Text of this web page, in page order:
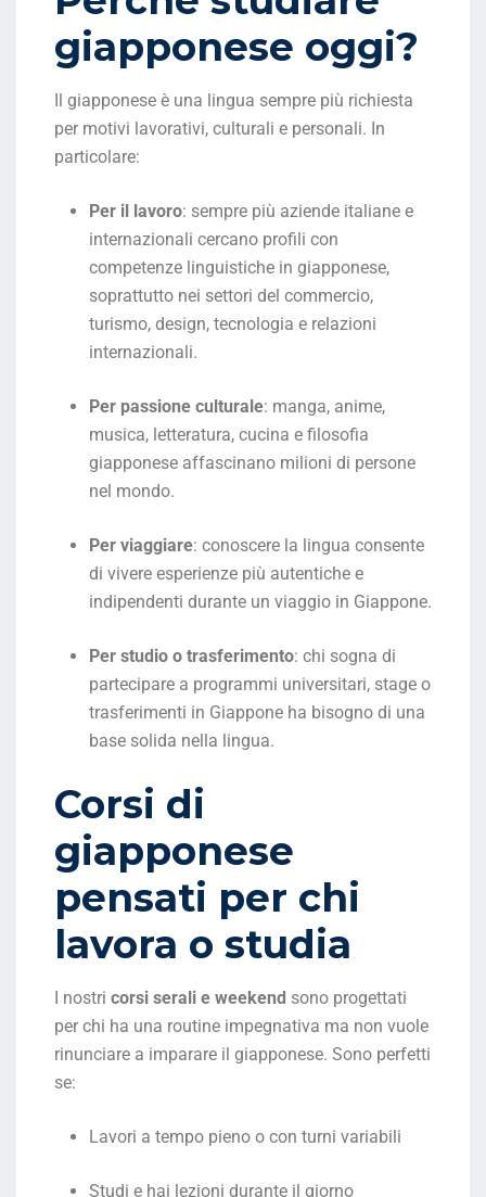
giapponese oggi?
Il giapponese è una lingua sempre più richiesta
per motivi lavorativi, culturali e personali. In
particolare:
Per il lavoro: sempre più aziende italiane e
internazionali cercano profili con
competenze linguistiche in giapponese,
soprattutto nei settori del commercio,
turismo, design, tecnologia e relazioni
internazionali.
Per passione culturale: manga, anime,
musica, letteratura, cucina e filosofia
giapponese affascinano milioni di persone
nel mondo.
Per viaggiare: conoscere la lingua consente
di vivere esperienze più autentiche e
indipendenti durante un viaggio in Giappone.
Per studio o trasferimento: chi sogna di
partecipare a programmi universitari, stage o
trasferimenti in Giappone ha bisogno di una
base solida nella lingua.
Corsi di
giapponese
pensati per chi
lavora o studia
I nostri corsi serali e weekend sono progettati
per chi ha una routine impegnativa ma non vuole
rinunciare a imparare il giapponese. Sono perfetti
se:
Lavori a tempo pieno o con turni variabili
Studi e hai lezioni durante il giorno